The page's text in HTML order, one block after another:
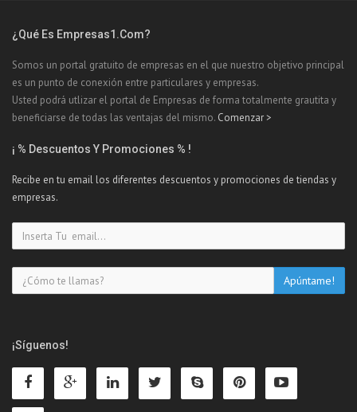
¿Qué Es Empresas1.com?
Somos un portal gratuito de empresas en el que nuestro objetivo principal
es un punto de conexión entre particulares y empresas.
Usted podrá utlizar el portal de Empresas de forma totalmente grautita y
beneficiarse de todas las ventajas del mismo. Comenzar >
¡ % Descuentos Y Promociones % !
Recibe en tu email los diferentes descuentos y promociones de tiendas y
empresas.
¡Síguenos!